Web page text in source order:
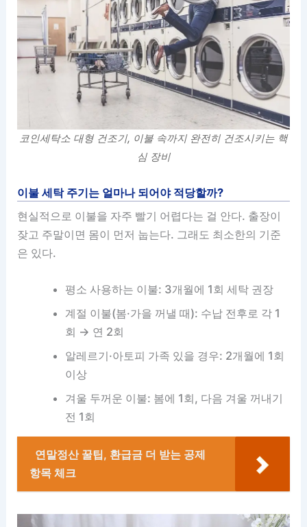
코인세탁소 대형 건조기, 이불 속까지 완전히 건조시키는 핵
심 장비
이불 세탁 주기는 얼마나 되어야 적당할까?
현실적으로 이불을 자주 빨기 어렵다는 걸 안다. 출장이
잦고 주말이면 몸이 먼저 눕는다. 그래도 최소한의 기준
은 있다.
평소 사용하는 이불: 3개월에 1회 세탁 권장
계절 이불(봄·가을 꺼낼 때): 수납 전후로 각 1
회 → 연 2회
알레르기·아토피 가족 있을 경우: 2개월에 1회
이상
겨울 두꺼운 이불: 봄에 1회, 다음 겨울 꺼내기
전 1회
연말정산 꿀팁, 환급금 더 받는 공제
항목 체크